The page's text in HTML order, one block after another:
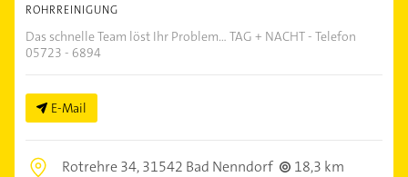
ROHRREINIGUNG
Das schnelle Team löst Ihr Problem... TAG + NACHT - Telefon
05723 - 6894
E-Mail
Rotrehre 34,31542 Bad Nenndorf
18,3 km